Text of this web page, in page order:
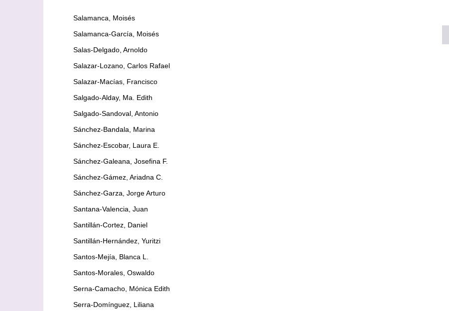
Salamanca, Moisés
Salamanca-García, Moisés
Salas-Delgado, Arnoldo
Salazar-Lozano, Carlos Rafael
Salazar-Macías, Francisco
Salgado-Alday, Ma. Edith
Salgado-Sandoval, Antonio
Sánchez-Bandala, Marina
Sánchez-Escobar, Laura E.
Sánchez-Galeana, Josefina F.
Sánchez-Gámez, Ariadna C.
Sánchez-Garza, Jorge Arturo
Santana-Valencia, Juan
Santillán-Cortez, Daniel
Santillán-Hernández, Yuritzi
Santos-Mejía, Blanca L.
Santos-Morales, Oswaldo
Serna-Camacho, Mónica Edith
Serra-Domínguez, Liliana